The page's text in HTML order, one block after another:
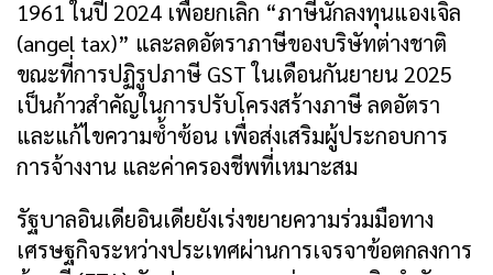
1961 ในปี 2024 เพื่อยกเลิก “ภาษีนักลงทุนแองเจิล
(angel tax)” และลดอัตราภาษีของบริษัทต่างชาติ
ขณะที่การปฏิรูปภาษี GST ในเดือนกันยายน 2025
เป็นก้าวสำคัญในการปรับโครงสร้างภาษี ลดอัตรา
และแก้ไขความซ้ำซ้อน เพื่อส่งเสริมผู้ประกอบการ
การจ้างงาน และค่าครองชีพที่เหมาะสม
รัฐบาลอินเดียอินเดียยังเร่งขยายความร่วมมือทาง
เศรษฐกิจระหว่างประเทศผ่านการเจรจาข้อตกลงการ